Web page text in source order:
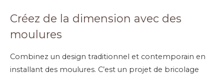
Créez de la dimension avec des
moulures
Combinez un design traditionnel et contemporain en
installant des moulures. C’est un projet de bricolage